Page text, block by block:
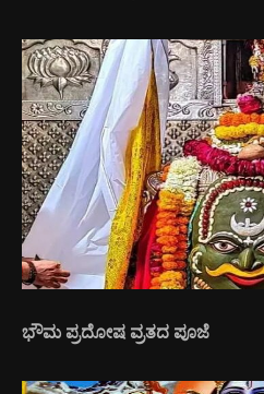
ಭೌಮ ಪ್ರದೋಷ ವ್ರತದ ಪೂಜೆ